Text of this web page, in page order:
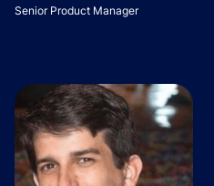
Senior Product Manager